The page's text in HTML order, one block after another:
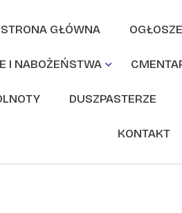
STRONA GŁÓWNA
I NABOŻEŃSTWA
DUSZPASTERZE
KONTAKT